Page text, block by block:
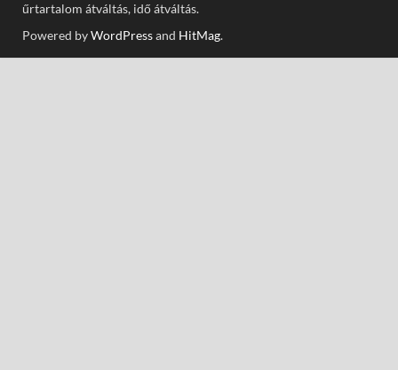
űrtartalom átváltás, idő átváltás.
Powered byWordPressand HitMag.